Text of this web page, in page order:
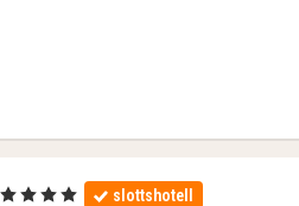
1
, 4 Stjärnor slottshotell